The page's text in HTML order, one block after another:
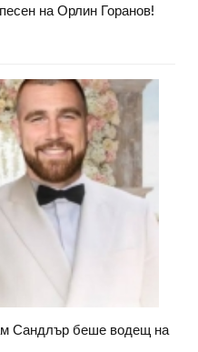
на Орлин Горанов!
Сандлър беше водещ на